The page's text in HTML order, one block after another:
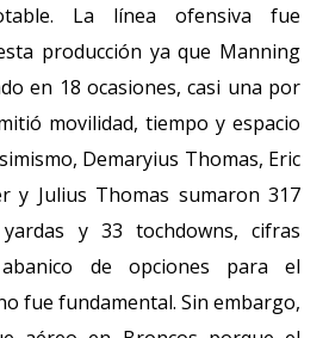
La línea ofensiva fue
producción ya que Manning
en 18 ocasiones, casi una por
movilidad, tiempo y espacio
Demaryius Thomas, Eric
y Julius Thomas sumaron 317
yardas y 33 tochdowns, cifras
de opciones para el
fue fundamental. Sin embargo,